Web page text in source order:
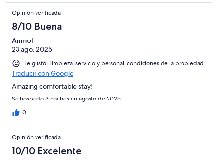
Opinión verificada
8/10 Buena
Anmol
23 ago. 2025
Le gustó: Limpieza, servicio y personal, condiciones de la propiedad
Traducir con Google
Amazing comfortable stay!
Se hospedó 3 noches en agosto de 2025
0
Opinión verificada
10/10 Excelente